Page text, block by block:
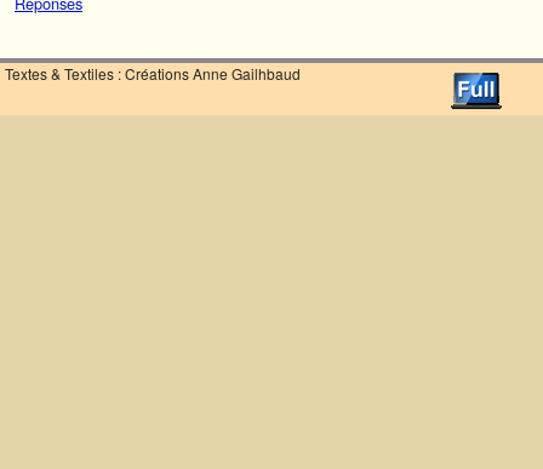
Textes & Textiles : Créations Anne Gailhbaud